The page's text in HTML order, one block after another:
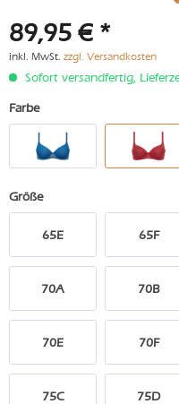
89,95 € *
inkl. MwSt. zzgl. Versandkosten
Sofort versandfertig,
Farbe
Größe
65E 65F
70A 70B
70E 70F
75C 75D